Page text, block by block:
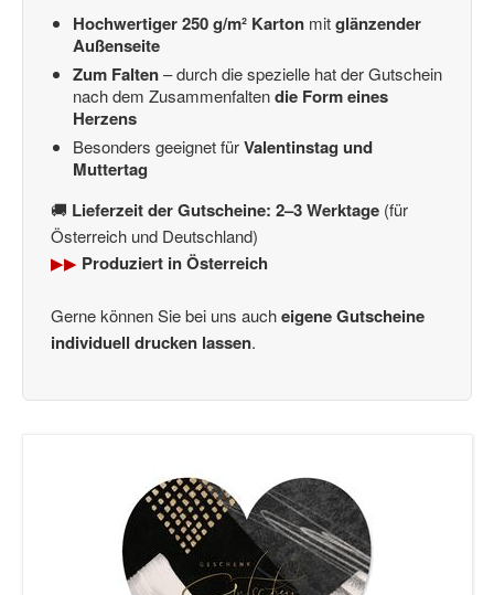
Hochwertiger 250 g/m² Karton mitglänzender
Außenseite
Zum Falten– durch die spezielle hat der Gutschein
nach dem Zusammenfaltendie Form eines
Herzens
Besonders geeignet fürValentinstag und
Muttertag
🚚 Lieferzeit der Gutscheine: 2–3 Werktage (für
Österreich und Deutschland)
▶▶ Produziert in Österreich
Gerne können Sie bei uns aucheigene Gutscheine
individuell drucken lassen.